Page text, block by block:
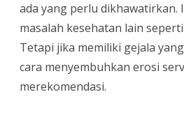
ada yang perlu dikhawatirkan.
masalah kesehatan lain
Tetapi jika memiliki gejala
cara menyembuhkan erosi
merekomendasi.